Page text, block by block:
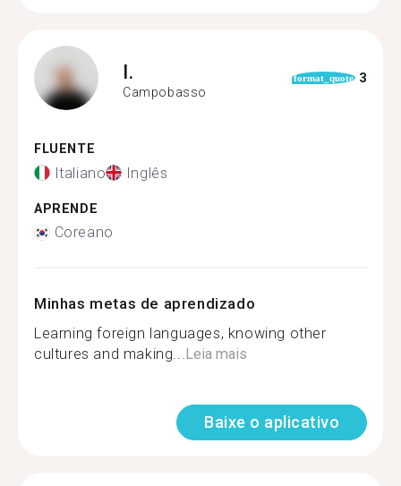
I.
Campobasso
format_quote 3
FLUENTE
Italiano Inglês
APRENDE
Coreano
Minhas metas de aprendizado
Learning foreign languages, knowing other
cultures and making...Leia mais
Baixe o aplicativo